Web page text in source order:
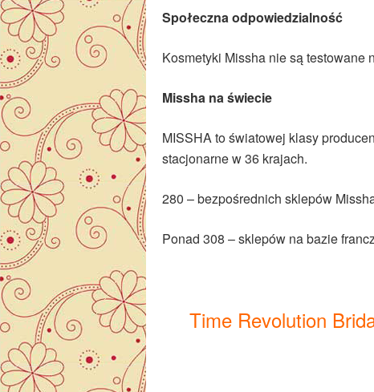
Społeczna odpowiedzialność
Kosmetyki Missha nie są testowane
Missha na świecie
MISSHA to światowej klasy
stacjonarne w 36 krajach.
280 – bezpośrednich sklepów
Ponad 308 – sklepów na bazie
Time Revolution